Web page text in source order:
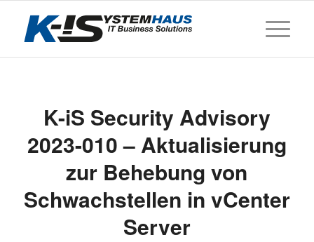
K-iS Security Advisory
2023-010 – Aktualisierung
zur Behebung von
Schwachstellen in vCenter
Server